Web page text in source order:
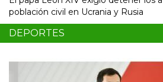
población civil en Ucrania y Rusia
DEPORTES